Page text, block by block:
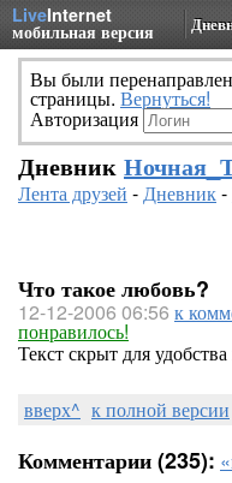
LiveInternet
мобильная версия
Вы были
страницы. Вернуться!
Авторизация
Дневник
Лента друзей -Дневник-
Что такое любовь?
12-12-2006 06:56 к
понравилось!
Текст скрыт для
вверх^ к полной версии
Комментарии (235):